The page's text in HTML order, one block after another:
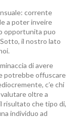
corrente
a poter inveire
opportunita puo
il nostro lato
di avere
potrebbe offuscare
c’e chi
oltre a
risultato che tipo di,
individuo ad